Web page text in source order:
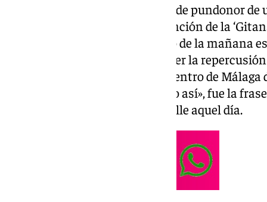
Para la historia queda aquel gol de pundonor
minuto 122 en Tarragona, la canción de la
aeropuerto a rebosar a las cinco de la mañana
de jóvenes incapaces de entender la
una rúa colosal que inundó el Centro de
edades. «Ya nos tocaba vivir algo así», fue la
personas que se echaron a la calle aquel día.